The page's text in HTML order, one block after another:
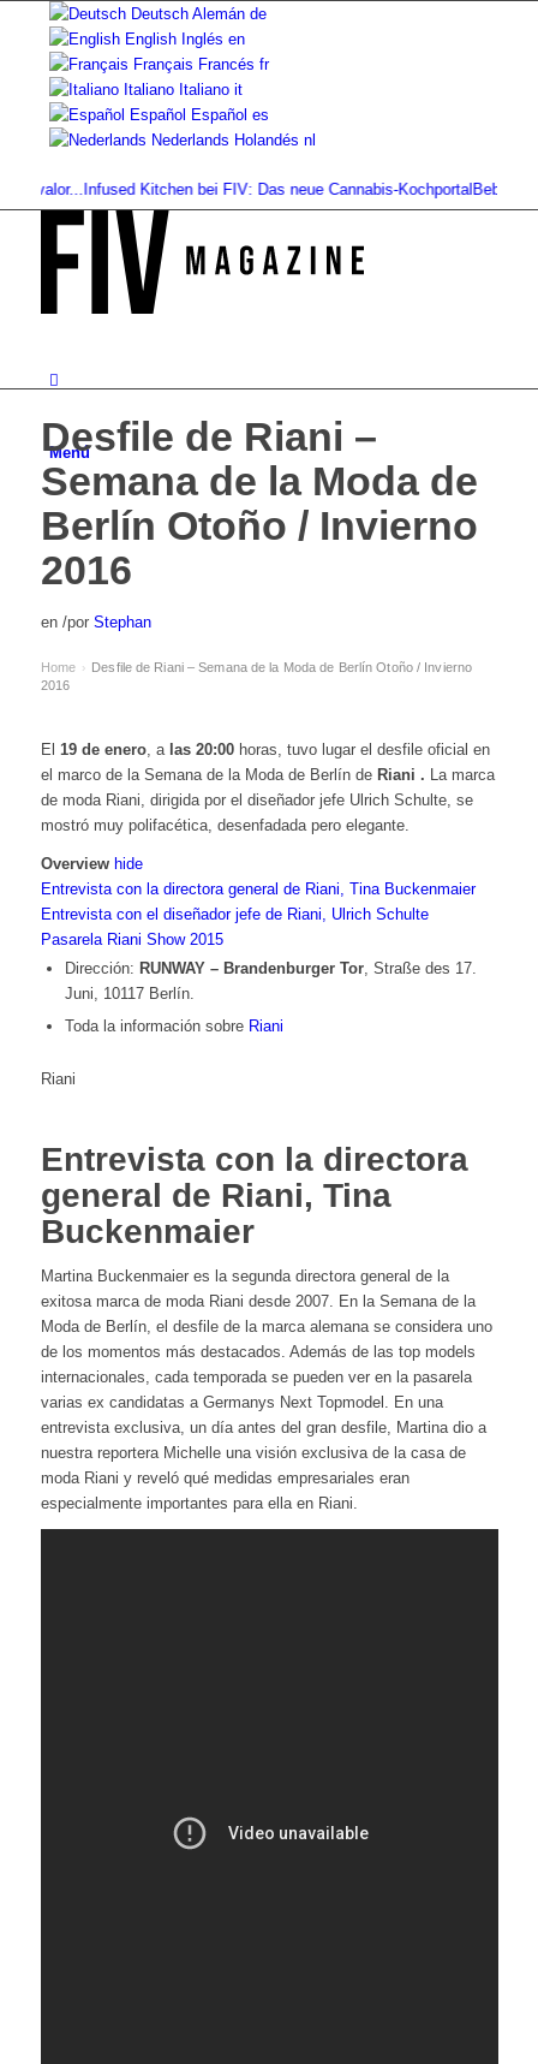
Deutsch Alemán de
English Inglés en
Français Francés fr
Italiano Italiano it
Español Español es
Nederlands Holandés nl
valor...Infused Kitchen bei FIV: Das neue Cannabis-KochportalBebidas de
Menú
Desfile de Riani –
Semana de la Moda de
Berlín Otoño / Invierno
2016
en /por Stephan
Home › Desfile de Riani – Semana de la Moda de Berlín Otoño / Invierno
2016
El 19 de enero, a las 20:00horas, tuvo lugar el desfile oficial en
el marco de la Semana de la Moda de Berlín de Riani . La marca
de moda Riani, dirigida por el diseñador jefe Ulrich Schulte, se
mostró muy polifacética, desenfadada pero elegante.
Overview hide
Entrevista con la directora general de Riani, Tina Buckenmaier
Entrevista con el diseñador jefe de Riani, Ulrich Schulte
Pasarela Riani Show 2015
Dirección: RUNWAY – Brandenburger Tor, Straße des 17.
Juni, 10117 Berlín.
Toda la información sobre Riani
Riani
Entrevista con la directora
general de Riani, Tina
Buckenmaier
Martina Buckenmaier es la segunda directora general de la
exitosa marca de moda Riani desde 2007. En la Semana de la
Moda de Berlín, el desfile de la marca alemana se considera uno
de los momentos más destacados. Además de las top models
internacionales, cada temporada se pueden ver en la pasarela
varias ex candidatas a Germanys Next Topmodel. En una
entrevista exclusiva, un día antes del gran desfile, Martina dio a
nuestra reportera Michelle una visión exclusiva de la casa de
moda Riani y reveló qué medidas empresariales eran
especialmente importantes para ella en Riani.